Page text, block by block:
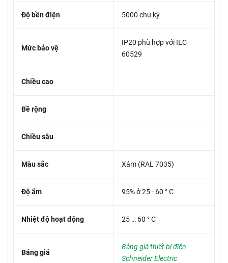
Độ bền điện 5000 chu kỳ
Mức bảo vệ
IP20 phù hợp với IEC
60529
Chiều cao
Bề rộng
Chiều sâu
Màu sắc Xám (RAL 7035)
Độ ẩm 95% ở 25 - 60 ° C
Nhiệt độ hoạt động 25 … 60 ° C
Bảng giá
Bảng giá thiết bị điện
Schneider Electric